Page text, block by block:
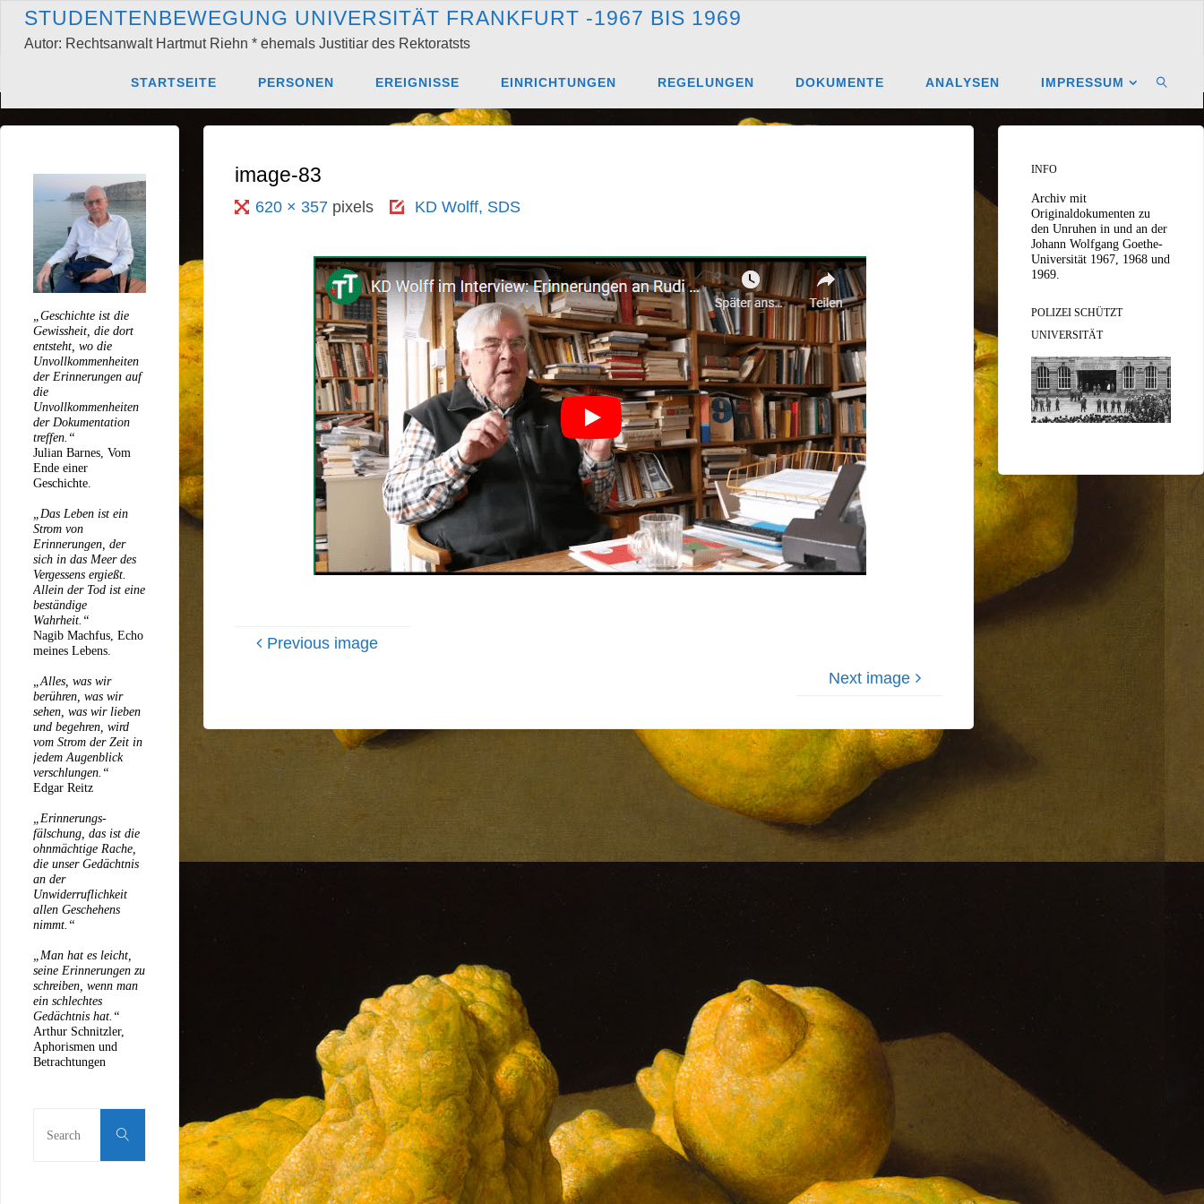
Skip
content
STUDENTENBEWEGUNG UNIVERSITÄT FRANKFURT -1967 BIS 1969
Autor: Rechtsanwalt Hartmut Riehn * ehemals Justitiar des Rektoratsts
STARTSEITE PERSONEN EREIGNISSE EINRICHTUNGEN REGELUNGEN DOKUMENTE ANALYSEN IMPRESSUM
image-83
Full620 × 357 pixels KD Wolff, SDS
Previous image
Next image
„Geschichte ist die
Gewissheit, die dort
entsteht, wo die
Unvollkommenheiten
der Erinnerungen auf
die
Unvollkommenheiten
der Dokumentation
treffen.“
Julian Barnes, Vom
Ende einer
Geschichte.
„Das Leben ist ein
Strom von
Erinnerungen, der
sich in das Meer des
Vergessens ergießt.
Allein der Tod ist eine
beständige
Wahrheit.“
Nagib Machfus, Echo
meines Lebens.
„Alles, was wir
berühren, was wir
sehen, was wir lieben
und begehren, wird
vom Strom der Zeit in
jedem Augenblick
verschlungen.“
Edgar Reitz
„Erinnerungs-
fälschung, das ist die
ohnmächtige Rache,
die unser Gedächtnis
an der
Unwiderruflichkeit
allen Geschehens
nimmt.“
„Man hat es leicht,
seine Erinnerungen zu
schreiben, wenn man
ein schlechtes
Gedächtnis hat.“
Arthur Schnitzler,
Aphorismen und
Betrachtungen
Search
INFO
Archiv mit
Originaldokumenten zu
den Unruhen in und an der
Johann Wolfgang Goethe-
Universität 1967, 1968 und
1969.
POLIZEI SCHÜTZT
UNIVERSITÄT